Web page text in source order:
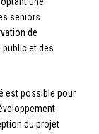
seniors
de
public et des
est possible pour
du projet